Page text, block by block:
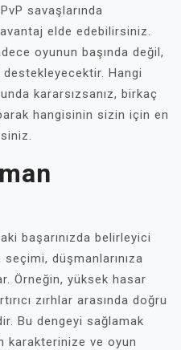
savaşlarında
elde edebilirsiniz.
oyunun başında değil,
Hangi
kararsızsanız, birkaç
hangisinin sizin için en
başarınızda belirleyici
düşmanlarınıza
Örneğin, yüksek hasar
zırhlar arasında doğru
Bu dengeyi sağlamak
karakterinize ve oyun